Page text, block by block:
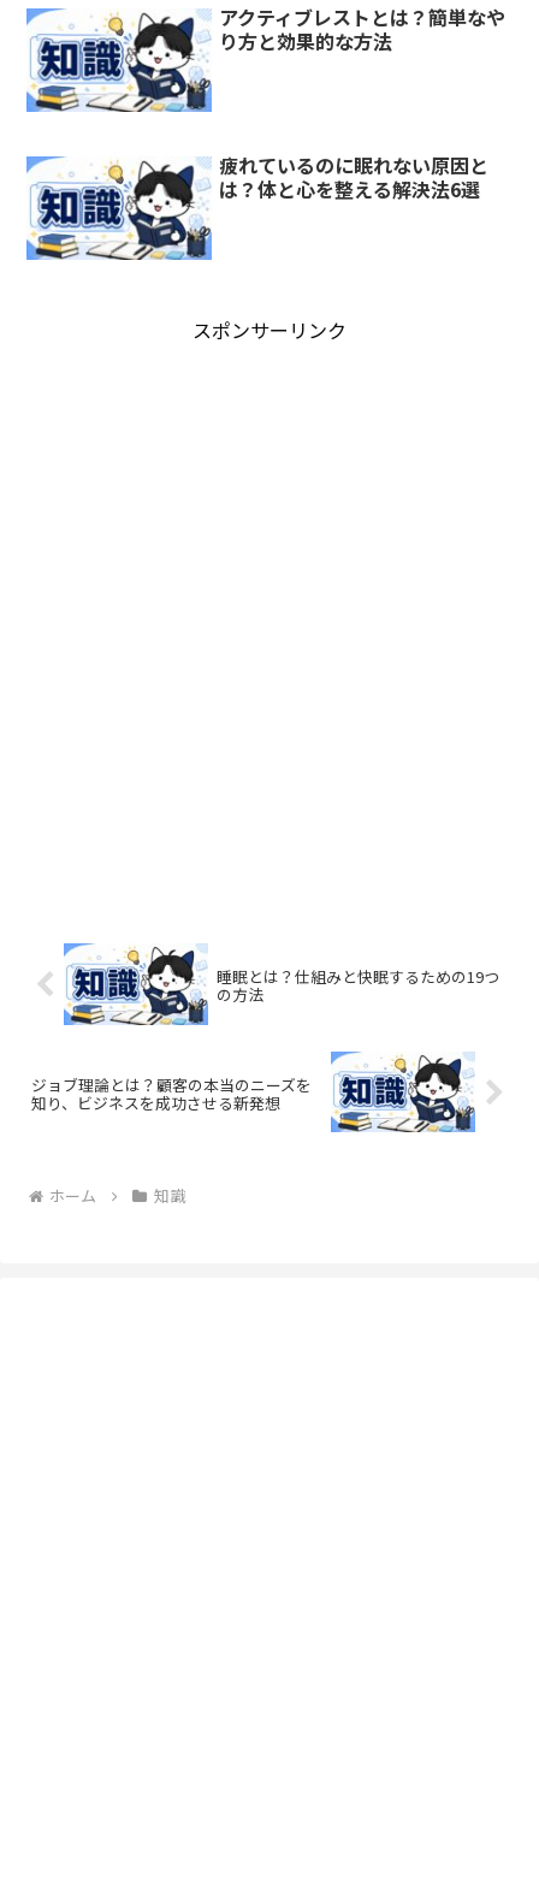
アクティブレストとは？簡単なや
り方と効果的な方法
疲れているのに眠れない原因と
は？体と心を整える解決法6選
スポンサーリンク
睡眠とは？仕組みと快眠するための19つ
の方法
ジョブ理論とは？顧客の本当のニーズを
知り、ビジネスを成功させる新発想
ホーム 知識